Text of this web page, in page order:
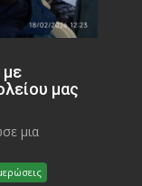
με
μας
μια